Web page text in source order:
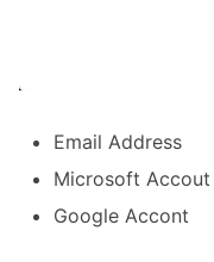
Email Address
Microsoft Accout
Google Accont